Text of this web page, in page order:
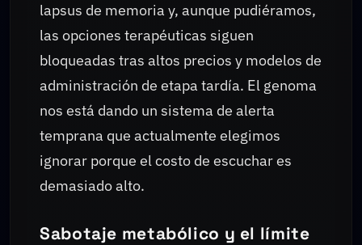
lapsus de memoria y, aunque pudiéramos,
las opciones terapéuticas siguen
bloqueadas tras altos precios y modelos de
administración de etapa tardía. El genoma
nos está dando un sistema de alerta
temprana que actualmente elegimos
ignorar porque el costo de escuchar es
demasiado alto.
Sabotaje metabólico y el límite